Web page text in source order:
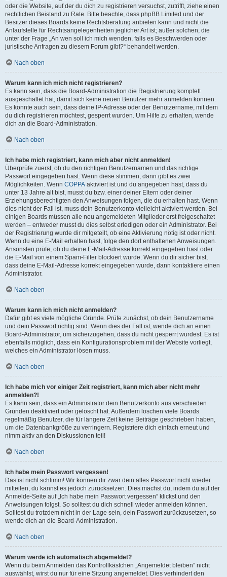
oder die Website, auf der du dich zu registrieren versuchst, zutrifft, ziehe einen
rechtlichen Beistand zu Rate. Bitte beachte, dass phpBB Limited und der
Besitzer dieses Boards keine Rechtsberatung anbieten kann und nicht die
Anlaufstelle für Rechtsangelegenheiten jeglicher Art ist; außer solchen, die
unter der Frage „An wen soll ich mich wenden, falls es Beschwerden oder
juristische Anfragen zu diesem Forum gibt?“ behandelt werden.
Nach oben
Warum kann ich mich nicht registrieren?
Es kann sein, dass die Board-Administration die Registrierung komplett
ausgeschaltet hat, damit sich keine neuen Benutzer mehr anmelden können.
Es könnte auch sein, dass deine IP-Adresse oder der Benutzername, mit dem
du dich registrieren möchtest, gesperrt wurden. Um Hilfe zu erhalten, wende
dich an die Board-Administration.
Nach oben
Ich habe mich registriert, kann mich aber nicht anmelden!
Überprüfe zuerst, ob du den richtigen Benutzernamen und das richtige
Passwort eingegeben hast. Wenn diese stimmen, dann gibt es zwei
Möglichkeiten. Wenn COPPA aktiviert ist und du angegeben hast, dass du
unter 13 Jahre alt bist, musst du bzw. einer deiner Eltern oder deiner
Erziehungsberechtigten den Anweisungen folgen, die du erhalten hast. Wenn
dies nicht der Fall ist, muss dein Benutzerkonto vielleicht aktiviert werden. Bei
einigen Boards müssen alle neu angemeldeten Mitglieder erst freigeschaltet
werden – entweder musst du dies selbst erledigen oder ein Administrator. Bei
der Registrierung wurde dir mitgeteilt, ob eine Aktivierung nötig ist oder nicht.
Wenn du eine E-Mail erhalten hast, folge den dort enthaltenen Anweisungen.
Ansonsten prüfe, ob du deine E-Mail-Adresse korrekt eingegeben hast oder
die E-Mail von einem Spam-Filter blockiert wurde. Wenn du dir sicher bist,
dass deine E-Mail-Adresse korrekt eingegeben wurde, dann kontaktiere einen
Administrator.
Nach oben
Warum kann ich mich nicht anmelden?
Dafür gibt es viele mögliche Gründe. Prüfe zunächst, ob dein Benutzername
und dein Passwort richtig sind. Wenn dies der Fall ist, wende dich an einen
Board-Administrator, um sicherzugehen, dass du nicht gesperrt wurdest. Es ist
ebenfalls möglich, dass ein Konfigurationsproblem mit der Website vorliegt,
welches ein Administrator lösen muss.
Nach oben
Ich habe mich vor einiger Zeit registriert, kann mich aber nicht mehr
anmelden?!
Es kann sein, dass ein Administrator dein Benutzerkonto aus verschieden
Gründen deaktiviert oder gelöscht hat. Außerdem löschen viele Boards
regelmäßig Benutzer, die für längere Zeit keine Beiträge geschrieben haben,
um die Datenbankgröße zu verringern. Registriere dich einfach erneut und
nimm aktiv an den Diskussionen teil!
Nach oben
Ich habe mein Passwort vergessen!
Das ist nicht schlimm! Wir können dir zwar dein altes Passwort nicht wieder
mitteilen, du kannst es jedoch zurücksetzen. Dies machst du, indem du auf der
Anmelde-Seite auf „Ich habe mein Passwort vergessen“ klickst und den
Anweisungen folgst. So solltest du dich schnell wieder anmelden können.
Solltest du trotzdem nicht in der Lage sein, dein Passwort zurückzusetzen, so
wende dich an die Board-Administration.
Nach oben
Warum werde ich automatisch abgemeldet?
Wenn du beim Anmelden das Kontrollkästchen „Angemeldet bleiben“ nicht
auswählst, wirst du nur für eine Sitzung angemeldet. Dies verhindert den